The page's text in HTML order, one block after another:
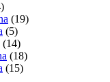
(19)
(5)
(14)
(18)
(15)